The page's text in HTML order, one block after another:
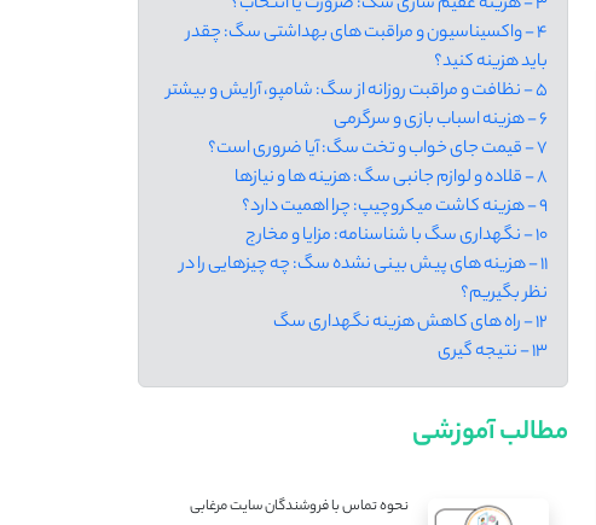
4 - واکسیناسیون و مراقبت ‌های بهداشتی سگ: چقدر
باید هزینه کنید؟
5 - نظافت و مراقبت روزانه از سگ: شامپو، آرایش و بیشتر
6 - هزینه اسباب بازی و سرگرمی
7 - قیمت جای خواب و تخت سگ: آیا ضروری است؟
8 - قلاده و لوازم جانبی سگ: هزینه‌ ها و نیازها
9 - هزینه کاشت میکروچیپ: چرا اهمیت دارد؟
10 - نگهداری سگ با شناسنامه: مزایا و مخارج
11 - هزینه‌ های پیش ‌بینی نشده سگ: چه چیزهایی را در
نظر بگیریم؟
12 - راه های کاهش هزینه نگهداری سگ
13 - نتیجه گیری
مطالب آموزشی
نحوه تماس با فروشندگان سایت مرغابی